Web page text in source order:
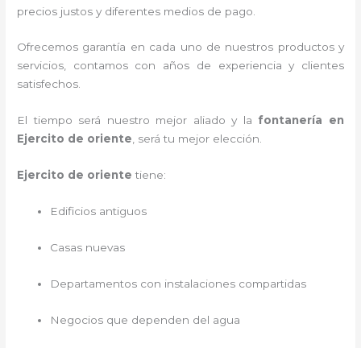
precios justos y diferentes medios de pago.
Ofrecemos garantía en cada uno de nuestros productos y
servicios, contamos con años de experiencia y clientes
satisfechos.
El tiempo será nuestro mejor aliado y la fontanería en
Ejercito de oriente, será tu mejor elección.
Ejercito de oriente tiene:
Edificios antiguos
Casas nuevas
Departamentos con instalaciones compartidas
Negocios que dependen del agua